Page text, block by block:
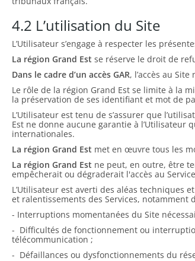
4.2 L’utilisation du Site
L’Utilisateur s’engage à respecter les
La région Grand Est se réserve le droit de
Dans le cadre d’un accès GAR, l’accès au
Le rôle de la région Grand Est se limite à la
la préservation de ses identifiant et mot de
L’Utilisateur est tenu de s’assurer que
Est ne donne aucune garantie à l’Utilisateur
internationales.
La région Grand Est met en œuvre tous les
La région Grand Est ne peut, en outre, être
empêcherait ou dégraderait l'accès au
L’Utilisateur est averti des aléas techniques
et ralentissements des Services, notamment
- Interruptions momentanées du Site
- Difficultés de fonctionnement ou
télécommunication ;
- Défaillances ou dysfonctionnements du